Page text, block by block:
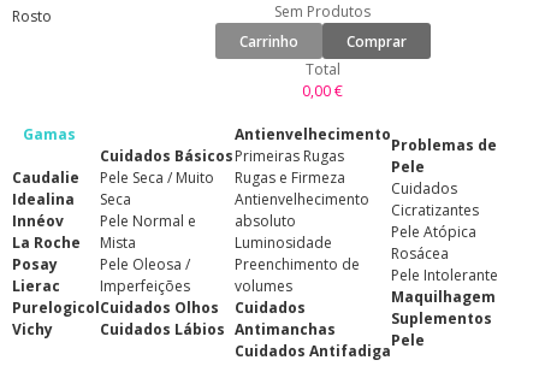
Sem Produtos
Carrinho
Comprar
Total
0,00 €
Rosto
Gamas
Caudalie
Idealina
Innéov
La Roche
Posay
Lierac
Purelogicol
Vichy
Cuidados Básicos
Pele Seca / Muito
Seca
Pele Normal e
Mista
Pele Oleosa /
Imperfeições
Cuidados Olhos
Cuidados Lábios
Antienvelhecimento
Primeiras Rugas
Rugas e Firmeza
Antienvelhecimento
absoluto
Luminosidade
Preenchimento de
volumes
Cuidados
Antimanchas
Cuidados Antifadiga
Problemas de
Pele
Cuidados
Cicratizantes
Pele Atópica
Rosácea
Pele Intolerante
Maquilhagem
Suplementos
Pele